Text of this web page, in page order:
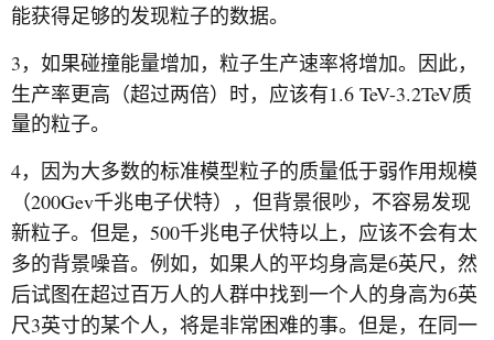
能获得足够的发现粒子的数据。
3 ，如果碰撞能量增加，粒子生产速率将增加。因此，
生产率更高（超过两倍）时，应该有1.6 TeV-3.2TeV质
量的粒子。
4，因为大多数的标准模型粒子的质量低于弱作用规模
（200Gev千兆电子伏特），但背景很吵，不容易发现
新粒子。但是， 500千兆电子伏特以上，应该不会有太
多的背景噪音。例如，如果人的平均身高是6英尺，然
后试图在超过百万人的人群中找到一个人的身高为6英
尺3英寸的某个人，将是非常困难的事。但是，在同一